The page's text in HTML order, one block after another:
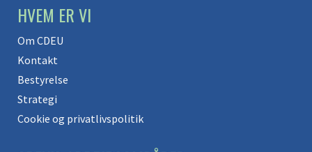
HVEM ER VI
Om CDEU
Kontakt
Bestyrelse
Strategi
Cookie og privatlivspolitik